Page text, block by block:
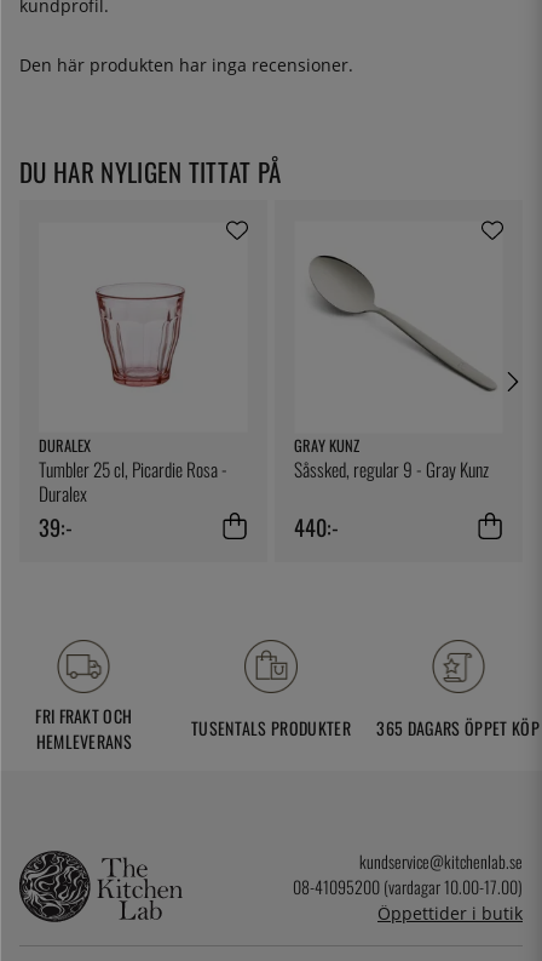
kundprofil.
Den här produkten har inga recensioner.
DU HAR NYLIGEN TITTAT PÅ
DURALEX
Tumbler 25 cl, Picardie Rosa -
Duralex
39:-
GRAY KUNZ
Såssked, regular 9 - Gray Kunz
440:-
FRI FRAKT OCH
HEMLEVERANS
TUSENTALS PRODUKTER 365 DAGARS ÖPPET KÖP
kundservice@kitchenlab.se
08-41095200 (vardagar 10.00-17.00)
Öppettider i butik